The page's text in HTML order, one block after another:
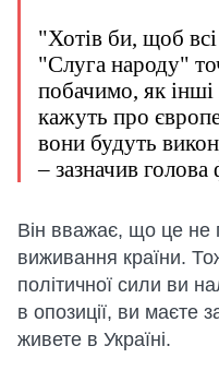
"Хотів би, щоб всі
"Слуга народу"
побачимо, як інші
кажуть про
вони будуть
– зазначив голова
Він вважає, що це не
виживання країни.
політичної сили ви
в опозиції, ви маєте
живете в Україні.